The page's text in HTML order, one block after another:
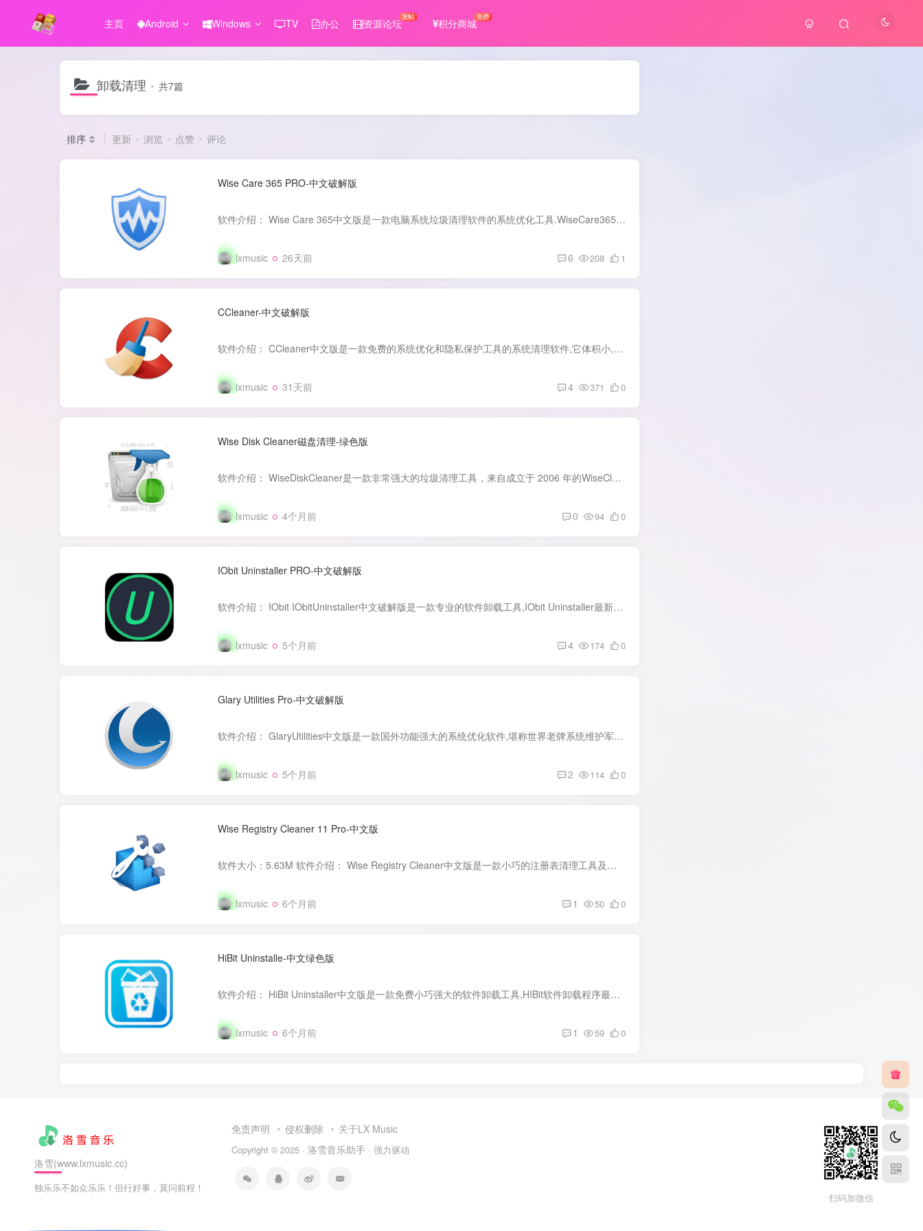
主页 Android Windows TV 办公 资源论坛
发帖
积分商城
免费
卸载清理 共7篇
排序 更新 浏览 点赞 评论
Wise Care 365 PRO-中文破解版
软件介绍： Wise Care 365中文版是一款电脑系统垃圾清理软件的系统优化工具.WiseCare365最新版系统垃圾清理优化工具功能包括:电脑体检,系统清理,系统优化,隐私保护,系统监视;启动项管理,注册表...
lxmusic 26天前 6 208 1
CCleaner-中文破解版
软件介绍： CCleaner中文版是一款免费的系统优化和隐私保护工具的系统清理软件,它体积小,扫描速度非常快,支持自定义清理规则,增强了应用程序清理范围和效果.CCleaner最新版是Piriform(梨子公司)...
lxmusic 31天前 4 371 0
Wise Disk Cleaner磁盘清理-绿色版
软件介绍： WiseDiskCleaner是一款非常强大的垃圾清理工具，来自成立于 2006 年的WiseCleaner 团队开发，它可以快速识别多达50多种垃圾文件。 软件截图： 软件下载: 更新版本：v11.3.3.853 温馨...
lxmusic 4个月前 0 94 0
IObit Uninstaller PRO-中文破解版
软件介绍： IObit IObitUninstaller中文破解版是一款专业的软件卸载工具,IObit Uninstaller最新版功能包括:强制卸载, 批量卸载,安装监视器,文件粉碎,软件健康检查,卸载Windows 更新补丁,移除浏...
lxmusic 5个月前 4 174 0
Glary Utilities Pro-中文破解版
软件介绍： GlaryUtilities中文版是一款国外功能强大的系统优化软件,堪称世界老牌系统维护军刀百宝箱.这款系统清理优化工具,提供了涵盖系统优化,系统辅助管理,保护和系统加速所有功能.能实现系...
lxmusic 5个月前 2 114 0
Wise Registry Cleaner 11 Pro-中文版
软件大小：5.63M 软件介绍： Wise Registry Cleaner中文版是一款小巧的注册表清理工具及系统优化工具,功能包括:注册表清理,注册表整理,系统优化.它可以备份和还原注册表.快速扫描注册表问题,清...
lxmusic 6个月前 1 50 0
HiBit Uninstalle-中文绿色版
软件介绍： HiBit Uninstaller中文版是一款免费小巧强大的软件卸载工具,HIBit软件卸载程序最新版集成软件安装跟踪功能,软件强制卸载,批量卸载,拖拽文件形式卸载,应用程序管理,系统更新补丁管理,...
lxmusic 6个月前 1 59 0
洛雪(www.lxmusic.cc)
独乐乐不如众乐乐！但行好事，莫问前程！
免责声明 侵权删除 关于LX Music
Copyright © 2025 · 洛雪音乐助手 · 强力驱动
扫码加微信